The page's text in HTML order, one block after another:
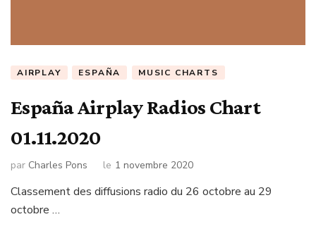
AIRPLAY ESPAÑA MUSIC CHARTS
España Airplay Radios Chart
01.11.2020
par Charles Pons le 1 novembre 2020
Classement des diffusions radio du 26 octobre au 29
octobre …